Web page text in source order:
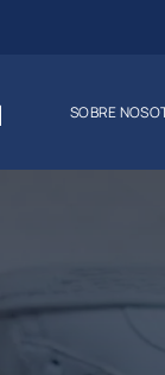
SOBRE